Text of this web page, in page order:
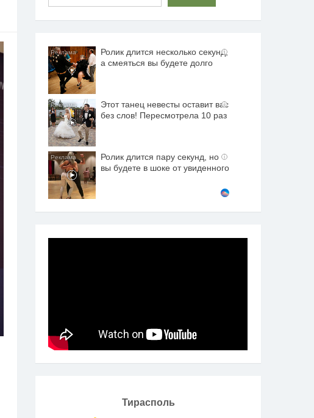
i
Ролик длится несколько секунд,
а смеяться вы будете долго
i
Этот танец невесты оставит вас
без слов! Пересмотрела 10 раз
i
Ролик длится пару секунд, но
вы будете в шоке от увиденного
Тирасполь